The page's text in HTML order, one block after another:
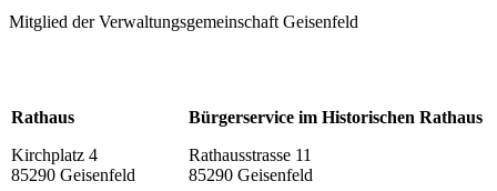
Mitglied der Verwaltungsgemeinschaft Geisenfeld
Rathaus
Kirchplatz 4
85290 Geisenfeld
Bürgerservice im Historischen Rathaus
Rathausstrasse 11
85290 Geisenfeld